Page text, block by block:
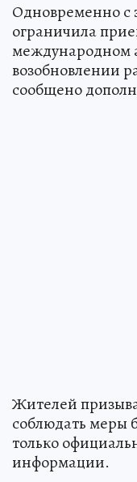
Одновременно с
ограничила
международном
возобновлении
сообщено
Жителей
соблюдать меры
только
информации.